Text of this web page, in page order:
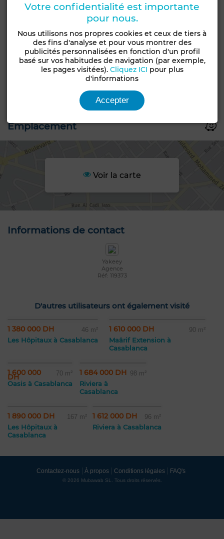
+23 PHOTOS
Emplacement
Voir la carte
Informations de contact
Yakeey
Agence
Réf: 119373
D'autres utilisateurs ont également visité
1 380 000 DH 46 m²
Les Hôpitaux à Casablanca
1 610 000 DH 90 m²
Maârif Extension à
Casablanca
1 600 000
DH 70 m²
Oasis à Casablanca
1 684 000 DH 98 m²
Riviera à
Casablanca
1 890 000 DH 167 m²
Les Hôpitaux à
Casablanca
1 612 000 DH 96 m²
Riviera à Casablanca
Contactez-nous À propos Conditions légales FAQ's
© 2026 Mubawab SL. Tous droits réservés.
Votre confidentialité est importante
pour nous.
Nous utilisons nos propres cookies et ceux de tiers à
des fins d'analyse et pour vous montrer des
publicités personnalisées en fonction d'un profil
basé sur vos habitudes de navigation (par exemple,
les pages visitées). Cliquez ICI pour plus
d'informations
Accepter